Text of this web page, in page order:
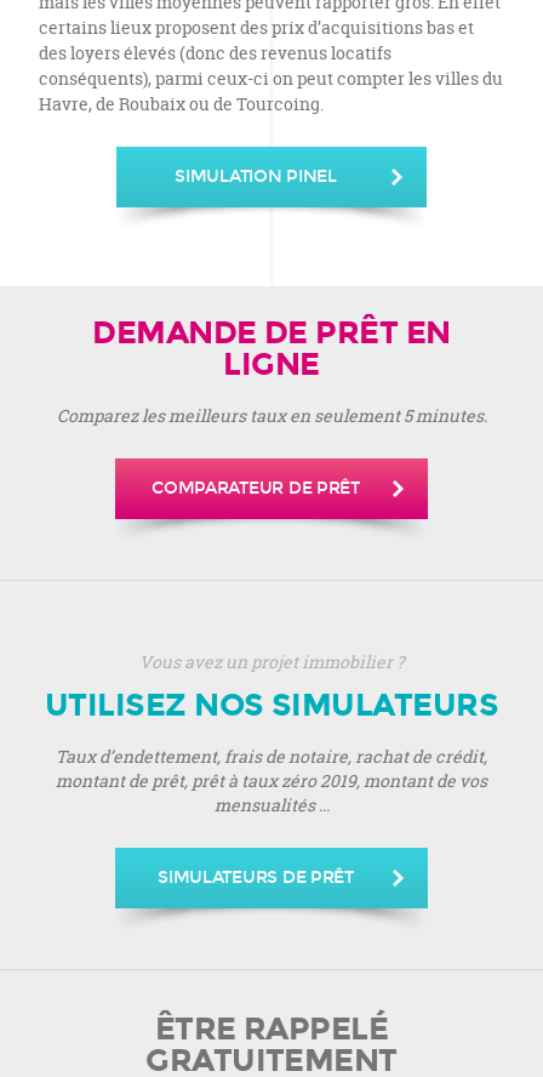
certains lieux proposent des prix d’acquisitions bas et
des loyers élevés (donc des revenus locatifs
conséquents), parmi ceux-ci on peut compter les villes du
Havre, de Roubaix ou de Tourcoing.
SIMULATION PINEL
DEMANDE DE PRÊT EN
LIGNE
Comparez les meilleurs taux en seulement 5 minutes.
COMPARATEUR DE PRÊT
Vous avez un projet immobilier ?
UTILISEZ NOS SIMULATEURS
Taux d’endettement, frais de notaire, rachat de crédit,
montant de prêt, prêt à taux zéro 2019, montant de vos
mensualités ...
SIMULATEURS DE PRÊT
ÊTRE RAPPELÉ
GRATUITEMENT